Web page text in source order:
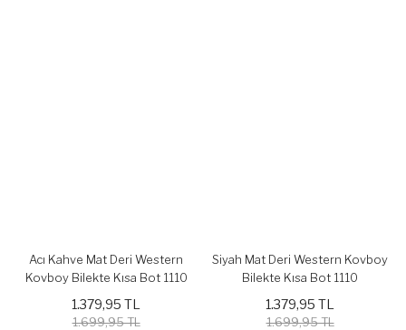
Acı Kahve Mat Deri Western
Kovboy Bilekte Kısa Bot 1110
1.379,95 TL
1.699,95 TL
Siyah Mat Deri Western Kovboy
Bilekte Kısa Bot 1110
1.379,95 TL
1.699,95 TL